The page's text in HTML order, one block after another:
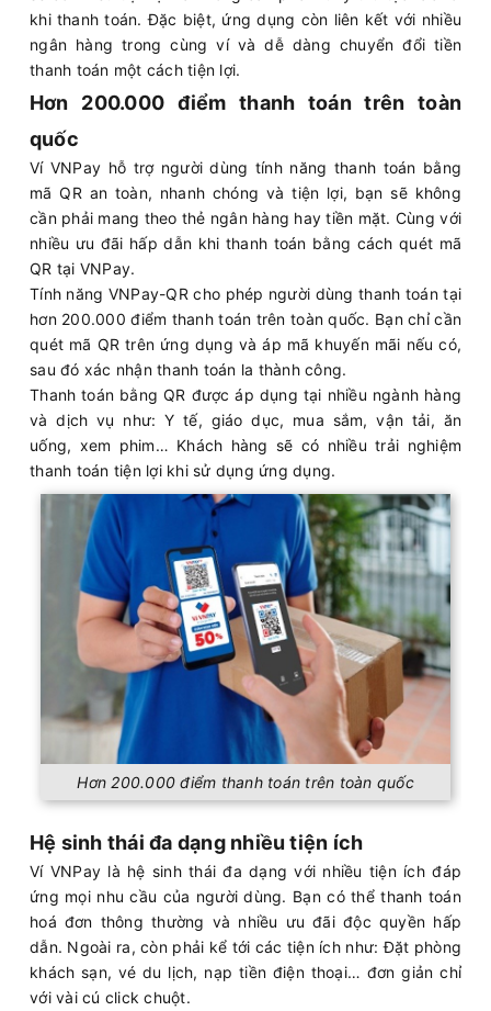
khi thanh toán. Đặc biệt, ứng dụng còn liên kết với nhiều
ngân hàng trong cùng ví và dễ dàng chuyển đổi tiền
thanh toán một cách tiện lợi.
Hơn 200.000 điểm thanh toán trên toàn
quốc
Ví VNPay hỗ trợ người dùng tính năng thanh toán bằng
mã QR an toàn, nhanh chóng và tiện lợi, bạn sẽ không
cần phải mang theo thẻ ngân hàng hay tiền mặt. Cùng với
nhiều ưu đãi hấp dẫn khi thanh toán bằng cách quét mã
QR tại VNPay.
Tính năng VNPay-QR cho phép người dùng thanh toán tại
hơn 200.000 điểm thanh toán trên toàn quốc. Bạn chỉ cần
quét mã QR trên ứng dụng và áp mã khuyến mãi nếu có,
sau đó xác nhận thanh toán la thành công.
Thanh toán bằng QR được áp dụng tại nhiều ngành hàng
và dịch vụ như: Y tế, giáo dục, mua sắm, vận tải, ăn
uống, xem phim… Khách hàng sẽ có nhiều trải nghiệm
thanh toán tiện lợi khi sử dụng ứng dụng.
Hơn 200.000 điểm thanh toán trên toàn quốc
Hệ sinh thái đa dạng nhiều tiện ích
Ví VNPay là hệ sinh thái đa dạng với nhiều tiện ích đáp
ứng mọi nhu cầu của người dùng. Bạn có thể thanh toán
hoá đơn thông thường và nhiều ưu đãi độc quyền hấp
dẫn. Ngoài ra, còn phải kể tới các tiện ích như: Đặt phòng
khách sạn, vé du lịch, nạp tiền điện thoại… đơn giản chỉ
với vài cú click chuột.